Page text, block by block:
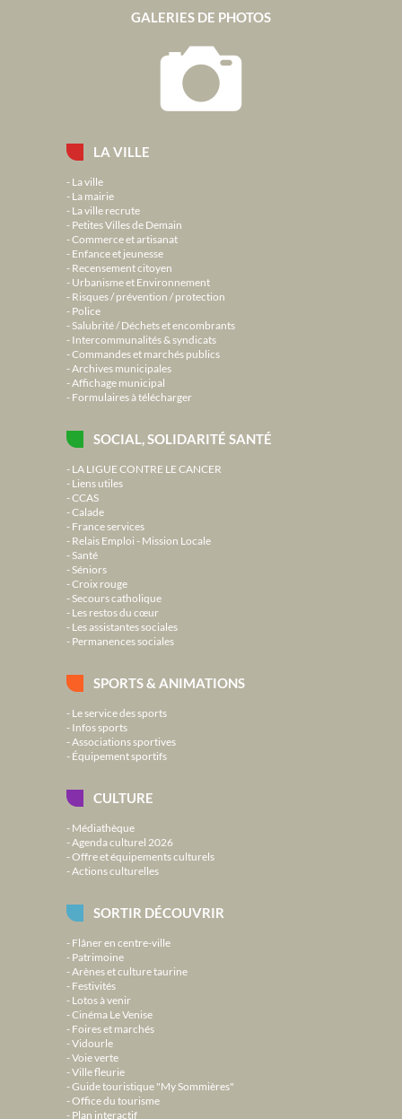
LA VILLE
La ville
La mairie
La ville recrute
Petites Villes de Demain
Commerce et artisanat
Enfance et jeunesse
Recensement citoyen
Urbanisme et Environnement
Risques / prévention / protection
Police
Salubrité / Déchets et encombrants
Intercommunalités & syndicats
Commandes et marchés publics
Archives municipales
Affichage municipal
Formulaires à télécharger
SOCIAL, SOLIDARITÉ SANTÉ
LA LIGUE CONTRE LE CANCER
Liens utiles
CCAS
Calade
France services
Relais Emploi - Mission Locale
Santé
Séniors
Croix rouge
Secours catholique
Les restos du cœur
Les assistantes sociales
Permanences sociales
SPORTS & ANIMATIONS
Le service des sports
Infos sports
Associations sportives
Équipement sportifs
CULTURE
Médiathèque
Agenda culturel 2026
Offre et équipements culturels
Actions culturelles
SORTIR DÉCOUVRIR
Flâner en centre-ville
Patrimoine
Arènes et culture taurine
Festivités
Lotos à venir
Cinéma Le Venise
Foires et marchés
Vidourle
Voie verte
Ville fleurie
Guide touristique "My Sommières"
Office du tourisme
Plan interactif
GALERIES DE PHOTOS